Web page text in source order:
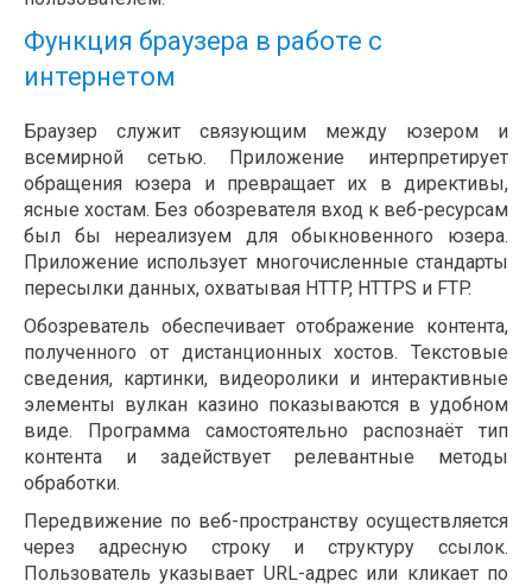
Функция браузера в работе с
интернетом
Браузер служит связующим между юзером и
всемирной сетью. Приложение интерпретирует
обращения юзера и превращает их в директивы,
ясные хостам. Без обозревателя вход к веб-ресурсам
был бы нереализуем для обыкновенного юзера.
Приложение использует многочисленные стандарты
пересылки данных, охватывая HTTP, HTTPS и FTP.
Обозреватель обеспечивает отображение контента,
полученного от дистанционных хостов. Текстовые
сведения, картинки, видеоролики и интерактивные
элементы вулкан казино показываются в удобном
виде. Программа самостоятельно распознаёт тип
контента и задействует релевантные методы
обработки.
Передвижение по веб-пространству осуществляется
через адресную строку и структуру ссылок.
Пользователь указывает URL-адрес или кликает по